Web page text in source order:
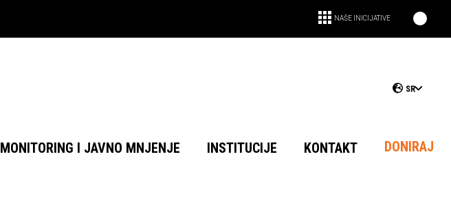
NAŠE INICIJATIVE
SR
MONITORING I JAVNO MNJENJE INSTITUCIJE KONTAKT DONIRAJ